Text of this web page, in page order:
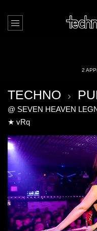
2
TECHNO
@ SEVEN HEAVEN
★ vRq